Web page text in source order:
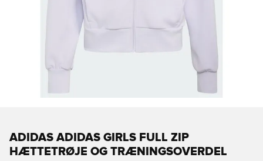
ADIDAS ADIDAS GIRLS FULL ZIP
HÆTTETRØJE OG TRÆNINGSOVERDEL